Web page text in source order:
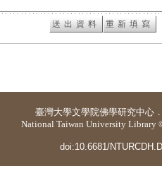
臺灣大學文學院佛學研究中心 ．
National Taiwan University Library
doi:10.6681/